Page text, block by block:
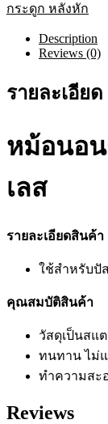
เลส
หม้อ
นอน
หม้อ
หัก
Adult
Bed
Pan
กระดูก หลังหัก
Description
Reviews (0)
รายละเอียด
หม้อนอ
เลส
รายละเอียดสินค้า
ใช้สำหรับปั
คุณสมบัติสินค้า
วัสดุเป็นสแ
ทนทาน ไม่
ทำความสะ
Reviews